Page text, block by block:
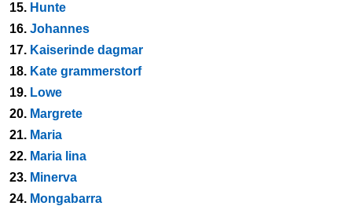
15. Hunte
16. Johannes
17. Kaiserinde dagmar
18. Kate grammerstorf
19. Lowe
20. Margrete
21. Maria
22. Maria lina
23. Minerva
24. Mongabarra